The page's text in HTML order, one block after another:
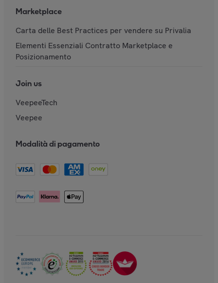
Marketplace
Carta delle Best Practices per vendere su Privalia
Elementi Essenziali Contratto Marketplace e
Posizionamento
Join us
VeepeeTech
Veepee
Modalità di pagamento